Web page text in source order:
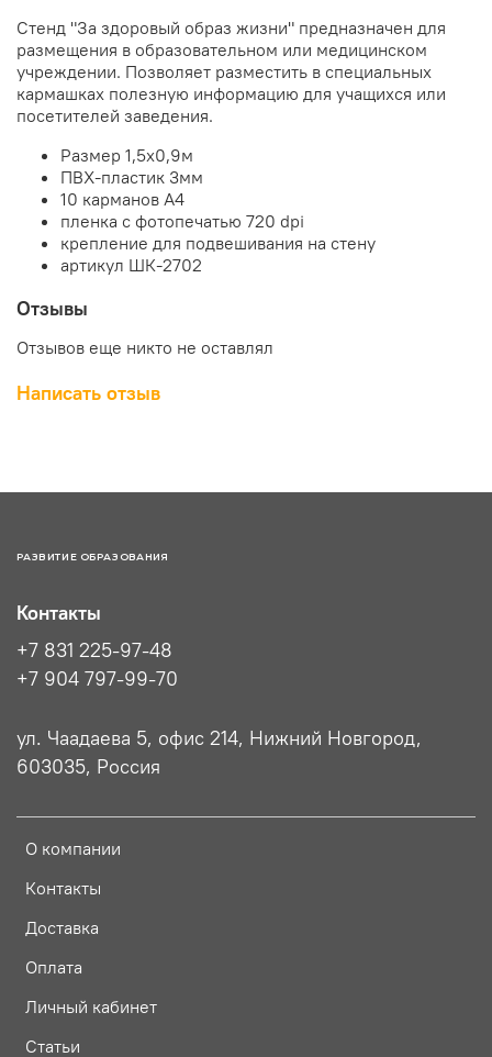
Стенд "За здоровый образ жизни" предназначен для
размещения в образовательном или медицинском
учреждении. Позволяет разместить в специальных
кармашках полезную информацию для учащихся или
посетителей заведения.
Размер 1,5х0,9м
ПВХ-пластик 3мм
10 карманов А4
пленка с фотопечатью 720 dpi
крепление для подвешивания на стену
артикул ШК-2702
Отзывы
Отзывов еще никто не оставлял
Написать отзыв
РАЗВИТИЕ ОБРАЗОВАНИЯ
О компании
Контакты
Доставка
Оплата
Личный кабинет
Статьи
Контакты
+7 831 225-97-48
+7 904 797-99-70
ул. Чаадаева 5, офис 214, Нижний Новгород,
603035, Россия